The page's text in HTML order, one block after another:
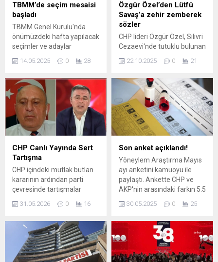
TBMM’de seçim mesaisi
başladı
TBMM Genel Kurulu'nda
önümüzdeki hafta yapılacak
seçimler ve adaylar
hakkında detaylar. Güncel
bilgiler ve gelişmeler için
14.05.2025 0 28
Özgür Özel’den Lütfü
Savaş’a zehir zemberek
sözler
CHP lideri Özgür Özel, Silivri
Cezaevi'nde tutuklu bulunan
İBB Başkanı Ekrem
İmamoğlu ile bir araya geldi.
seçimlerinin iptalini isteyen
Lütfü Savaş hakkında
konuşan Özel, "Gün gelir
bunların hepsinin hesabı
sorulur. Gün gelir bizim de
dava açacağımız günler olur.
Özgür Özel'i çok az tanımış.
Mikroba niye mikropluk...
22.10.2025 0 21
CHP Canlı Yayında Sert
Tartışma
CHP içindeki mutlak butlan
kararının ardından parti
çevresinde tartışmalar
yaşanan münakaşa, eski
Çiçek ile gazeteci Barış
Yarkadaş arasında alevlendi
ve programda tansiyon hızla
yükseldi. Yarkadaş, Kemal
31.05.2026 0 16
Son anket açıklandı!
Yöneylem Araştırma Mayıs
ayı anketini kamuoyu ile
paylaştı. Ankette CHP ve
AKP'nin arasındaki farkın 5.5
30.05.2025 0 25